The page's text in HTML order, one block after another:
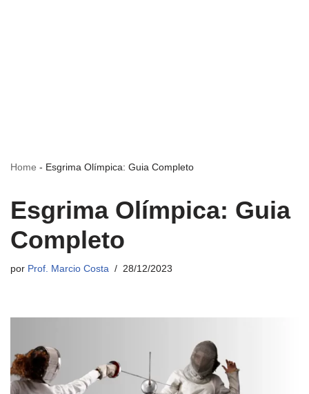
Home - Esgrima Olímpica: Guia Completo
Esgrima Olímpica: Guia
Completo
por Prof. Marcio Costa 28/12/2023